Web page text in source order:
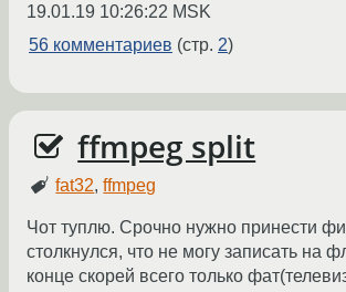
19.01.19 10:26:22 MSK
56 комментариев (стр. 2)
ffmpeg split
fat32,ffmpeg
Чот туплю. Срочно нужно принести
столкнулся, что не могу записать на
конце скорей всего только